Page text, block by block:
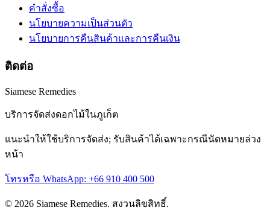
คำสั่งซื้อ
นโยบายความเป็นส่วนตัว
นโยบายการคืนสินค้าและการคืนเงิน
ติดต่อ
Siamese Remedies
บริการจัดส่งดอกไม้ในภูเก็ต
แนะนำให้ใช้บริการจัดส่ง; รับสินค้าได้เฉพาะกรณีนัดหมายล่วง
หน้า
โทรหรือ WhatsApp: +66 910 400 500
© 2026 Siamese Remedies. สงวนลิขสิทธิ์.